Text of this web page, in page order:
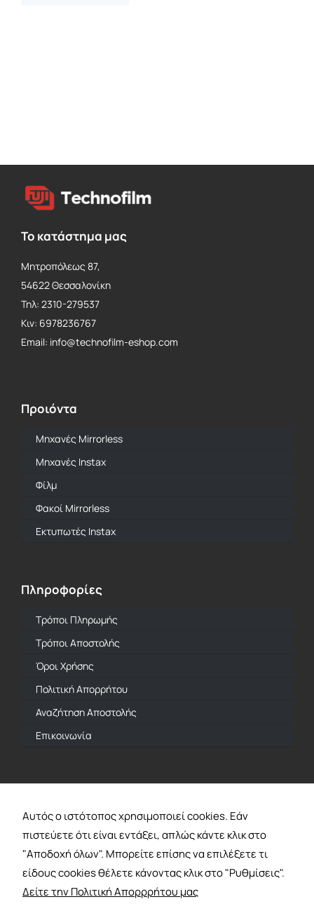
Το κατάστημα μας
Μητροπόλεως 87,
54622 Θεσσαλονίκη
Τηλ: 2310-279537
Κιν: 6978236767
Email: info@technofilm-eshop.com
Προιόντα
Μηχανές Mirrorless
Mηχανές Instax
Φίλμ
Φακοί Mirrorless
Εκτυπωτές Instax
Πληροφορίες
Τρόποι Πληρωμής
Τρόποι Αποστολής
Όροι Χρήσης
Πολιτική Απορρήτου
Αναζήτηση Αποστολής
Επικοινωνία
Πληρωμή Με
Αυτός ο ιστότοπος χρησιμοποιεί cookies. Εάν
πιστεύετε ότι είναι εντάξει, απλώς κάντε κλικ στο
"Αποδοχή όλων". Μπορείτε επίσης να επιλέξετε τι
είδους cookies θέλετε κάνοντας κλικ στο "Ρυθμίσεις".
Δείτε την Πολιτική Απορρρήτου μας